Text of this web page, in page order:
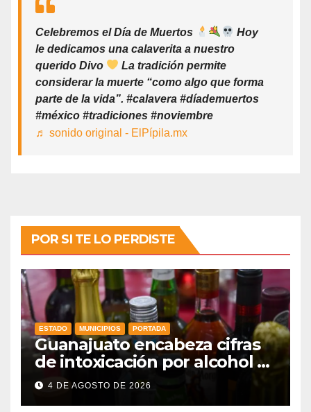
Celebremos el Día de Muertos
Hoy
le dedicamos una calaverita a nuestro
querido Divo
La tradición permite
considerar la muerte “como algo que forma
parte de la vida”. #calavera #díademuertos
#méxico #tradiciones #noviembre
♬ sonido original - ElPípila.mx
POR SI TE LO PERDISTE
ESTADO MUNICIPIOS PORTADA
Guanajuato encabeza cifras
de intoxicación por alcohol a
nivel nacional
4 DE AGOSTO DE 2026